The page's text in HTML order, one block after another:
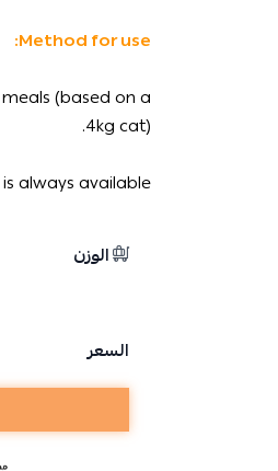
Method for use:
(based on a
4kg cat).
always available.
الوزن
السعر